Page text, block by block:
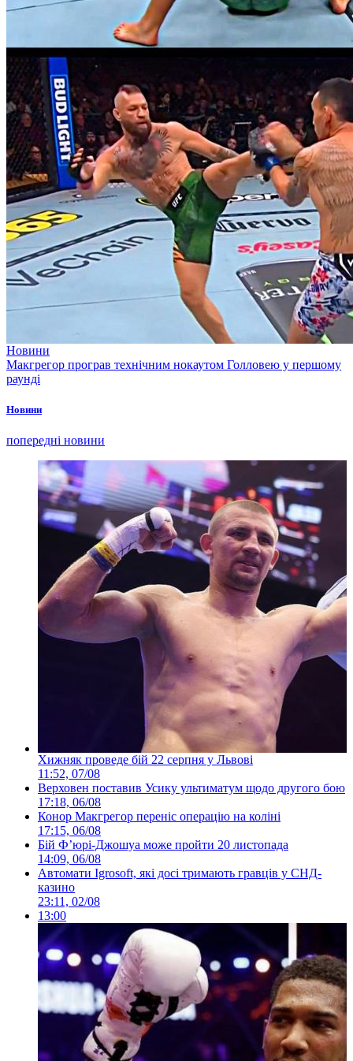
Новини
Макгрегор програв технічним нокаутом Голловею у першому
раунді
Новини
попередні новини
Хижняк проведе бій 22 серпня у Львові
11:52, 07/08
Верховен поставив Усику ультиматум щодо другого бою
17:18, 06/08
Конор Макгрегор переніс операцію на коліні
17:15, 06/08
Бій Ф’юрі-Джошуа може пройти 20 листопада
14:09, 06/08
Автомати Igrosoft, які досі тримають гравців у СНД-
казино
23:11, 02/08
13:00